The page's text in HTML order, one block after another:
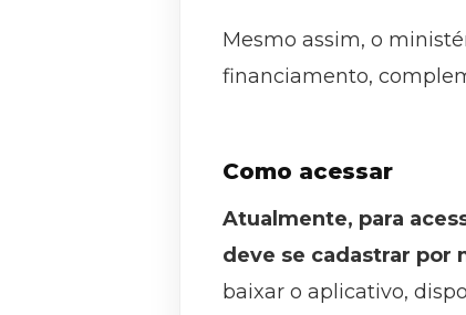
Mesmo assim, o
financiamento,
Como acessar
Atualmente, para
deve se cadastrar por
baixar o aplicativo,